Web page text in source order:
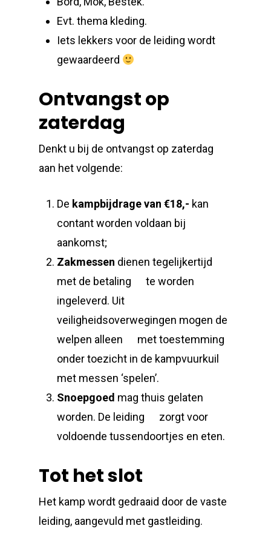
Evt. thema kleding.
Iets lekkers voor de leiding wordt
gewaardeerd
Ontvangst op
zaterdag
Denkt u bij de ontvangst op zaterdag
aan het volgende:
De kampbijdrage van €18,- kan
contant worden voldaan bij
aankomst;
Zakmessen dienen tegelijkertijd
met de betaling te worden
ingeleverd. Uit
veiligheidsoverwegingen mogen de
welpen alleen met toestemming
onder toezicht in de kampvuurkuil
met messen ‘spelen’.
Snoepgoed mag thuis gelaten
worden. De leiding zorgt voor
voldoende tussendoortjes en eten.
Tot het slot
Het kamp wordt gedraaid door de vaste
leiding, aangevuld met gastleiding.